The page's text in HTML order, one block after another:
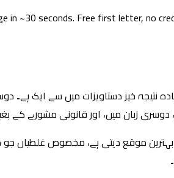
in ~30 seconds. Free first letter, no
نتیجہ خیز دستاویزات میں سے ایک
زبان میں، اور قانونی مشورے کے